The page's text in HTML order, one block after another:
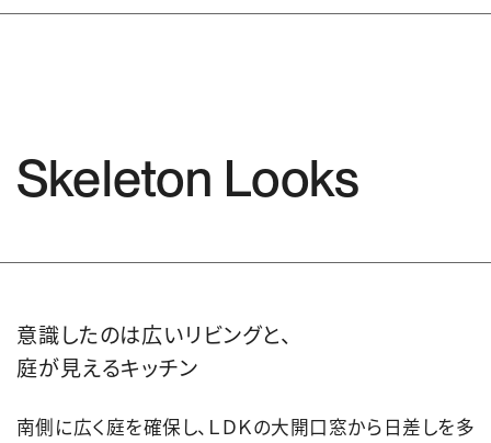
Skeleton Looks
意識したのは広いリビングと、
庭が見えるキッチン
南側に広く庭を確保し、ＬＤＫの大開口窓から日差しを多